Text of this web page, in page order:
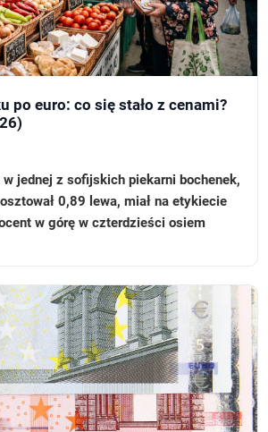
po euro: co się stało z cenami?
jednej z sofijskich piekarni bochenek,
0,89 lewa, miał na etykiecie
w górę w czterdzieści osiem